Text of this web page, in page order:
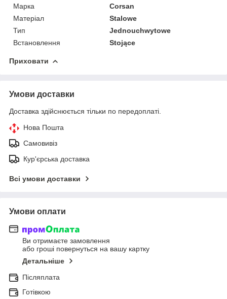
Марка
Corsan
Матеріал
Stalowe
Тип
Jednouchwytowe
Встановлення
Stojące
Приховати
Умови доставки
Доставка здійснюється тільки по передоплаті.
Нова Пошта
Самовивіз
Кур'єрська доставка
Всі умови доставки
Умови оплати
Ви отримаєте замовлення
або гроші повернуться на вашу картку
Детальніше
Післяплата
Готівкою